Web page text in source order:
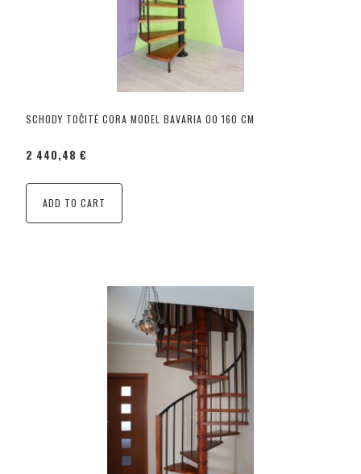
SCHODY TOČITÉ CORA MODEL BAVARIA 00 160 CM
2 440,48 €
ADD TO CART